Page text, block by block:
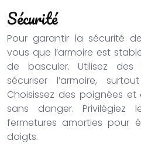
Sécurité
Pour garantir la sécurité
vous que l’armoire est
de basculer. Utilisez
sécuriser l’armoire,
Choisissez des poignées
sans danger. Privilégiez
fermetures amorties pour
doigts.